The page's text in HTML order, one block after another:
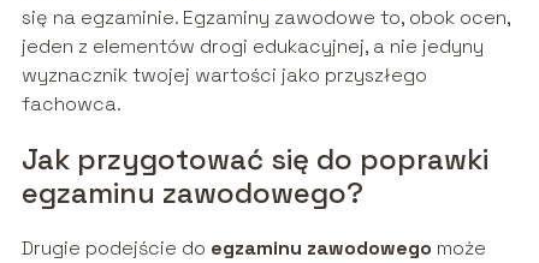
się na egzaminie. Egzaminy zawodowe to, obok ocen,
jeden z elementów drogi edukacyjnej, a nie jedyny
wyznacznik twojej wartości jako przyszłego
fachowca.
Jak przygotować się do poprawki
egzaminu zawodowego?
Drugie podejście do egzaminu zawodowego może